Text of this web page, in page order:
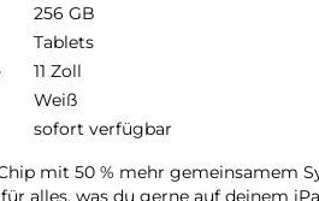
256 GB
Tablets
11 Zoll
Weiß
sofort verfügbar
mit 50 % mehr gemein­samem
alles, was du gerne auf deinem